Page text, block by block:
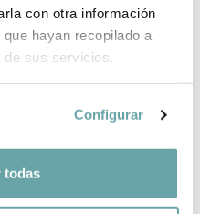
con otra información
hayan recopilado a
de sus servicios.
Configurar
todas